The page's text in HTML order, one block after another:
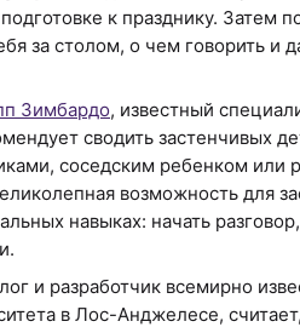
к празднику. Затем
за столом, о чем говорить и
Зимбардо, известный
сводить застенчивых
соседским ребенком или
возможность для
навыках: начать
и разработчик всемирно
в Лос-Анджелесе,